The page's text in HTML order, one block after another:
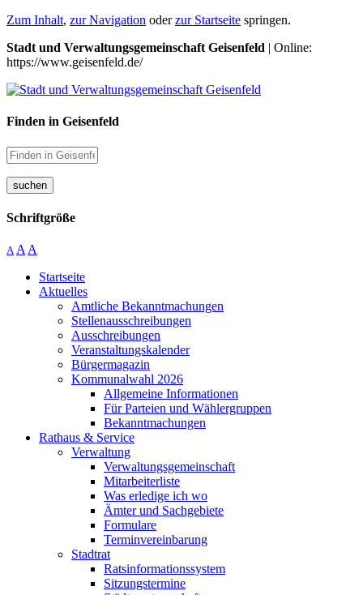
Zum Inhalt, zur Navigation oderzur Startseite springen.
Stadt und Verwaltungsgemeinschaft Geisenfeld | Online:
https://www.geisenfeld.de/
Finden in Geisenfeld
suchen
Schriftgröße
A A A
Startseite
Aktuelles
Amtliche Bekanntmachungen
Stellenausschreibungen
Ausschreibungen
Veranstaltungskalender
Bürgermagazin
Kommunalwahl 2026
Allgemeine Informationen
Für Parteien und Wählergruppen
Bekanntmachungen
Rathaus & Service
Verwaltung
Verwaltungsgemeinschaft
Mitarbeiterliste
Was erledige ich wo
Ämter und Sachgebiete
Formulare
Terminvereinbarung
Stadtrat
Ratsinformationssystem
Sitzungstermine